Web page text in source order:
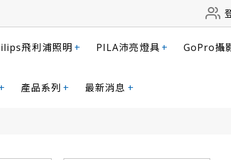
飛利浦照明 + PILA沛亮燈具 + GoPro攝
+ 產品系列 + 最新消息 +